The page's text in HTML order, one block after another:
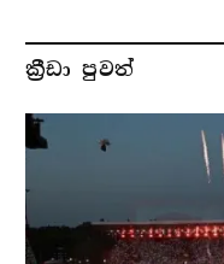
ක්‍රීඩා පුවත්